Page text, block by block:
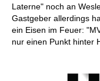
Laterne" noch an
Gastgeber allerdings
ein Eisen im Feuer:
nur einen Punkt hinter